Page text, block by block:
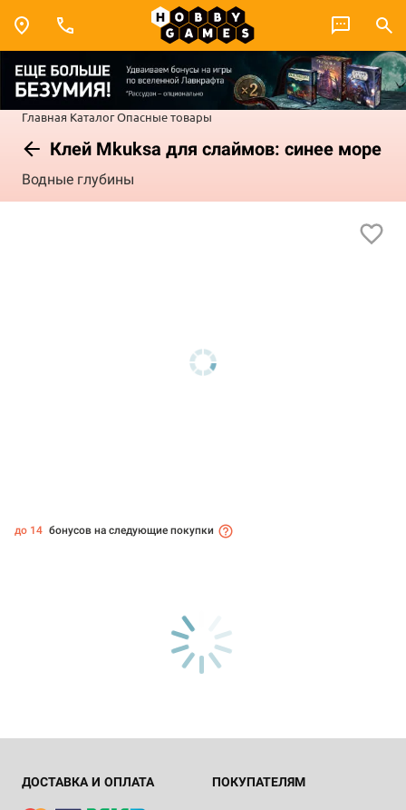
Главная КаталогОпасные товары
Клей Mkuksa для слаймов: синее море
Водные глубины
до 14 бонусов на следующие покупки
ДОСТАВКА И ОПЛАТА ПОКУПАТЕЛЯМ